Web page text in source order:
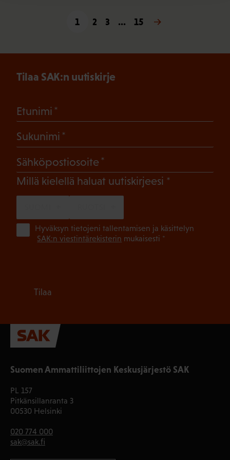
1 2 3 … 15
Seuraava »
Suomen Ammattiliittojen Keskusjärjestö SAK
PL 157
Pitkänsillanranta 3
00530 Helsinki
020 774 000
sak@sak.fi
Tilaa SAK:n uutiskirje
Etunimi
Sukunimi
Sähköpostiosoite
Millä kielellä haluat uutiskirjeesi (Pakollinen)
Hyväksyn tietojeni tallentamisen ja käsittelyn
SAK:n viestintärekisterin mukaisesti *
Tilaa